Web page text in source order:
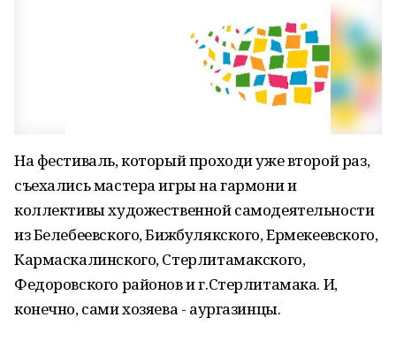
На фестиваль, который проходи уже второй раз,
съехались мастера игры на гармони и
коллективы художественной самодеятельности
из Белебеевского, Бижбулякского, Ермекеевского,
Кармаскалинского, Стерлитамакского,
Федоровского районов и г.Стерлитамака. И,
конечно, сами хозяева - аургазинцы.